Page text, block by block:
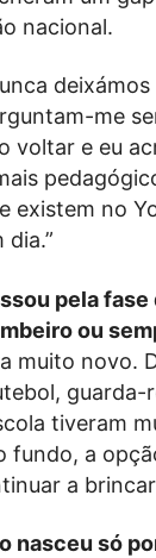
nacional.
me
voltar e eu
existem no
dia.”
pela
ou
muito novo.
guarda-
tiveram
fundo, a
a
nasceu só